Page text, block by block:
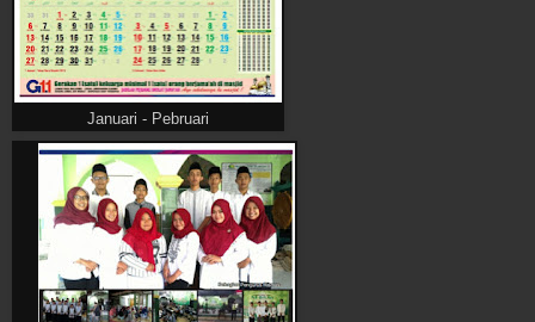
Januari - Pebruari